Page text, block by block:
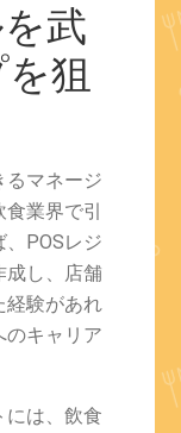
武
狙
るマネージ
業界で引
POSレジ
成し、店舗
経験があれ
のキャリア
には、飲食